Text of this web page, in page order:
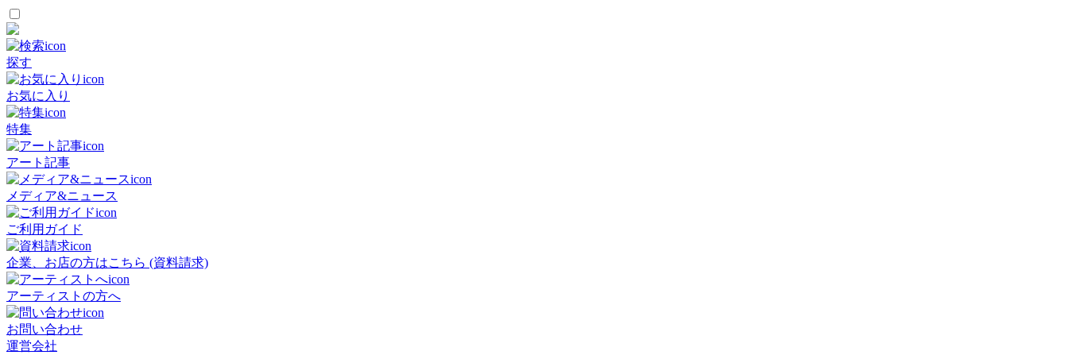
探す
お気に入り
特集
アート記事
メディア&ニュース
ご利用ガイド
企業、お店の方はこちら (資料請求)
アーティストの方へ
お問い合わせ
運営会社